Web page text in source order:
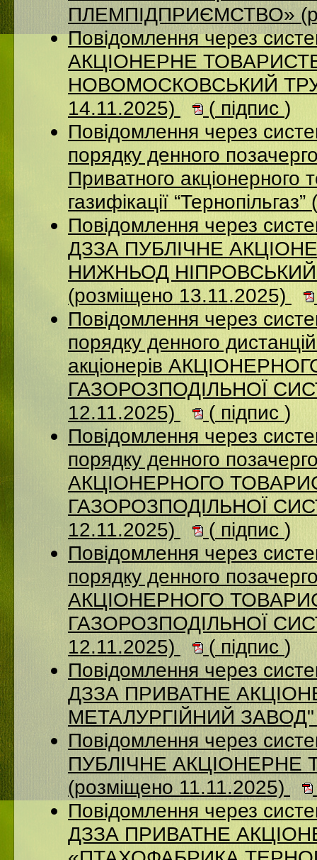
ПЛЕМПІДПРИЄМСТВО»
Повідомлення через
АКЦIОНЕРНЕ
НОВОМОСКОВСЬКИЙ
14.11.2025)
( підпис )
Повідомлення через
порядку денного
Приватного акціонерного
газифікації
Повідомлення через
ДЗЗА ПУБЛІЧНЕ
НИЖНЬОД
(розміщено 13.11.2025)
Повідомлення через
порядку денного
акціонерів
ГАЗОРОЗПОДІЛЬНОЇ
12.11.2025)
( підпис )
Повідомлення через
порядку денного
АКЦІОНЕРНОГО
ГАЗОРОЗПОДІЛЬНОЇ
12.11.2025)
( підпис )
Повідомлення через
порядку денного
АКЦІОНЕРНОГО
ГАЗОРОЗПОДІЛЬНОЇ
12.11.2025)
( підпис )
Повідомлення через
ДЗЗА ПРИВАТНЕ
МЕТАЛУРГІЙНИЙ ЗАВОД"
Повідомлення через
ПУБЛІЧНЕ
(розміщено 11.11.2025)
Повідомлення через
ДЗЗА ПРИВАТНЕ